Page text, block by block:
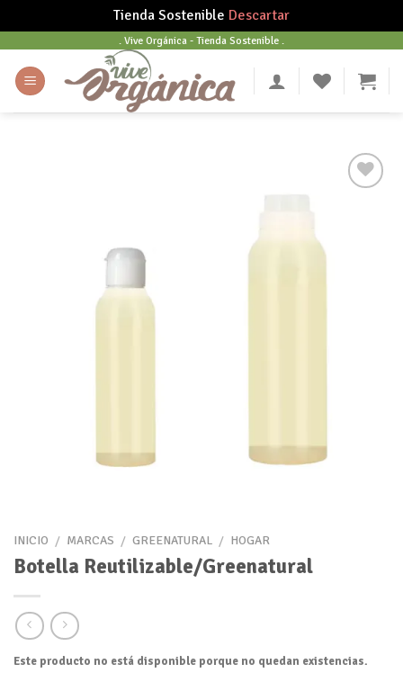
Tienda Sostenible Descartar
content
. Vive Orgánica - Tienda Sostenible .
INICIO / MARCAS / GREENATURAL / HOGAR
Botella Reutilizable/Greenatural
Este producto no está disponible porque no quedan existencias.